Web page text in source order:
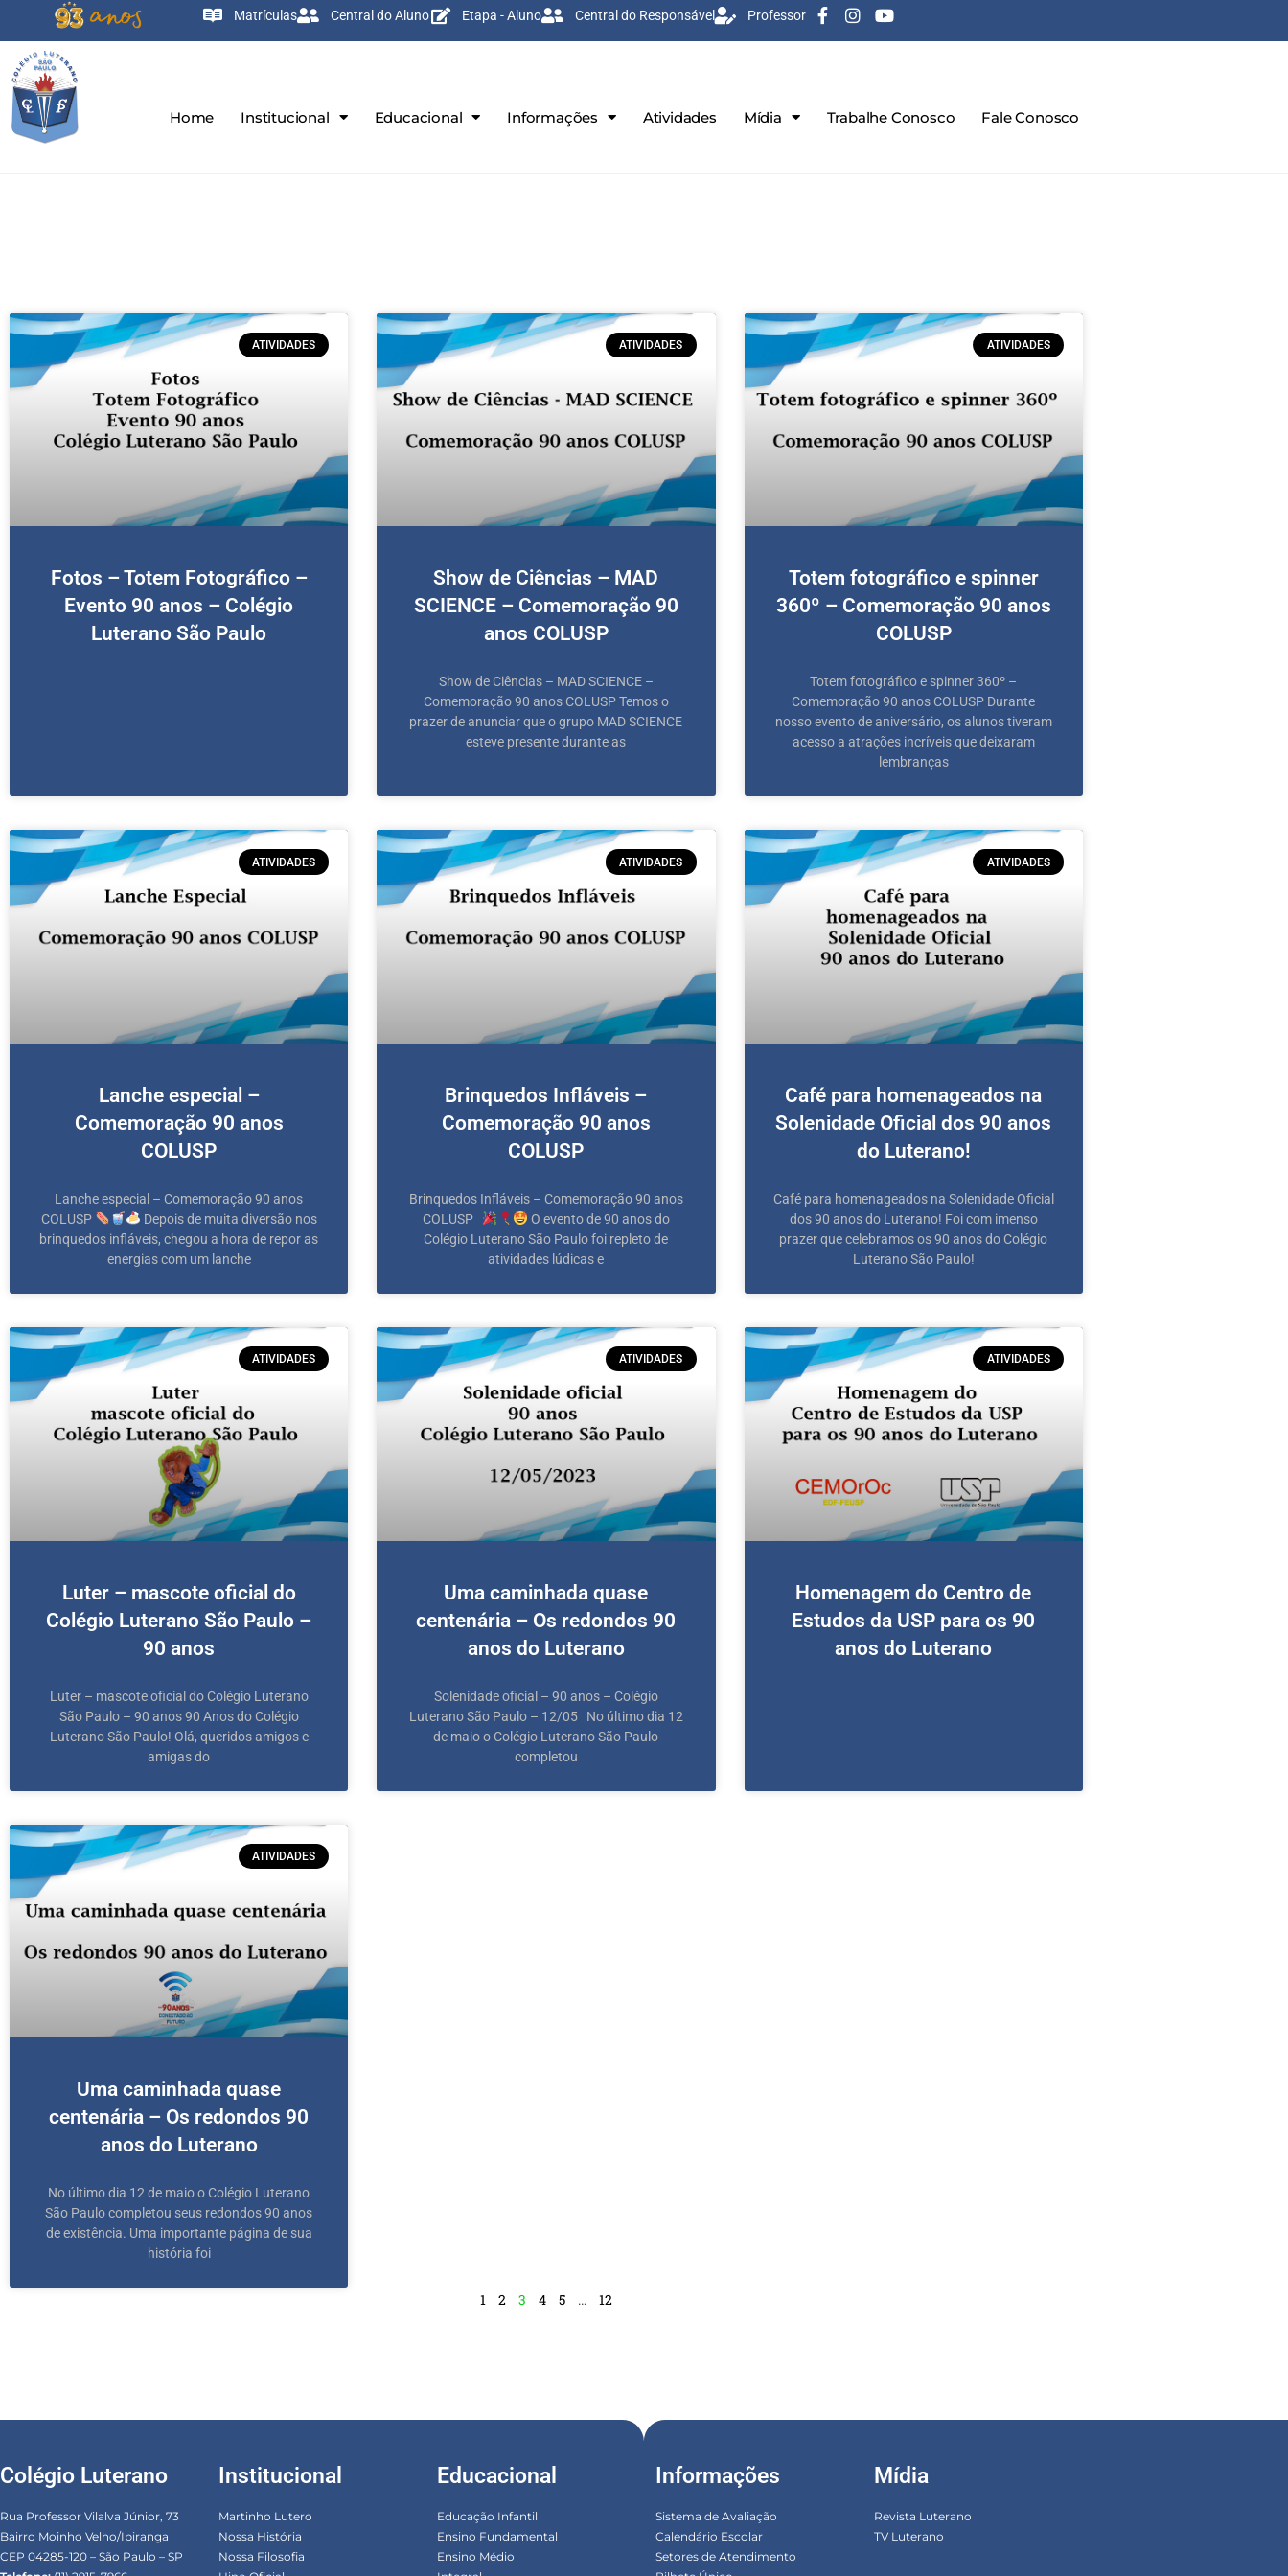
Matrículas Central do Aluno Etapa - Aluno Central do Responsável Professor
Home Institucional Educacional Informações Atividades Mídia Trabalhe Conosco Fale Conosco
ATIVIDADES
Fotos – Totem Fotográfico –
Evento 90 anos – Colégio
Luterano São Paulo
ATIVIDADES
Show de Ciências – MAD
SCIENCE – Comemoração 90
anos COLUSP
Show de Ciências – MAD SCIENCE –
Comemoração 90 anos COLUSP Temos o
prazer de anunciar que o grupo MAD SCIENCE
esteve presente durante as
ATIVIDADES
Totem fotográfico e spinner
360º – Comemoração 90 anos
COLUSP
Totem fotográfico e spinner 360º –
Comemoração 90 anos COLUSP Durante
nosso evento de aniversário, os alunos tiveram
acesso a atrações incríveis que deixaram
lembranças
ATIVIDADES
Lanche especial –
Comemoração 90 anos
COLUSP
Lanche especial – Comemoração 90 anos
COLUSP
Depois de muita diversão nos
brinquedos infláveis, chegou a hora de repor as
energias com um lanche
ATIVIDADES
Brinquedos Infláveis –
Comemoração 90 anos
COLUSP
Brinquedos Infláveis – Comemoração 90 anos
COLUSP
O evento de 90 anos do
Colégio Luterano São Paulo foi repleto de
atividades lúdicas e
ATIVIDADES
Café para homenageados na
Solenidade Oficial dos 90 anos
do Luterano!
Café para homenageados na Solenidade Oficial
dos 90 anos do Luterano! Foi com imenso
prazer que celebramos os 90 anos do Colégio
Luterano São Paulo!
ATIVIDADES
Luter – mascote oficial do
Colégio Luterano São Paulo –
90 anos
Luter – mascote oficial do Colégio Luterano
São Paulo – 90 anos 90 Anos do Colégio
Luterano São Paulo! Olá, queridos amigos e
amigas do
ATIVIDADES
Uma caminhada quase
centenária – Os redondos 90
anos do Luterano
Solenidade oficial – 90 anos – Colégio
Luterano São Paulo – 12/05 No último dia 12
de maio o Colégio Luterano São Paulo
completou
ATIVIDADES
Homenagem do Centro de
Estudos da USP para os 90
anos do Luterano
ATIVIDADES
Uma caminhada quase
centenária – Os redondos 90
anos do Luterano
No último dia 12 de maio o Colégio Luterano
São Paulo completou seus redondos 90 anos
de existência. Uma importante página de sua
história foi
1 2 3 4 5 … 12
Colégio Luterano
Rua Professor Vilalva Júnior, 73
Bairro Moinho Velho/Ipiranga
CEP 04285-120 – São Paulo – SP
Institucional
Martinho Lutero
Nossa História
Nossa Filosofia
Educacional
Educação Infantil
Ensino Fundamental
Ensino Médio
Informações
Sistema de Avaliação
Calendário Escolar
Setores de Atendimento
Mídia
Revista Luterano
TV Luterano